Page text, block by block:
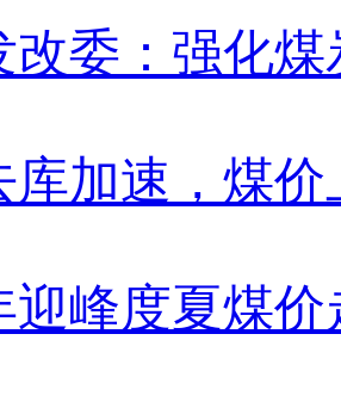
改委：强化
库加速，煤
迎峰度夏煤价